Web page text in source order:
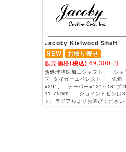
Jacoby Kielwood Shaft
NEW
お取り寄せ
販売価格(税込) 69,300 円
熱処理特殊加工シャフト、 シ
プ=タイガーエベレスト、 先
=29"、 テーパー=12"～18"プ
11.75mm、 ジョイントピンは
ク、ラジアルよりお選びください